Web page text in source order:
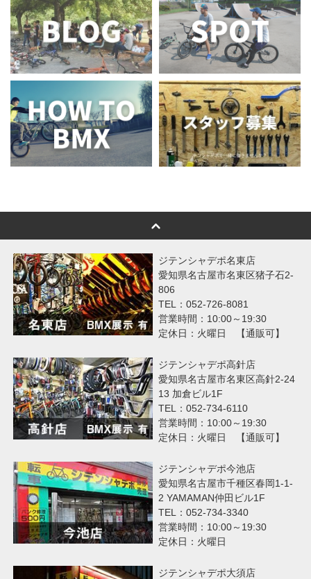
ジテンシャデポ名東店
愛知県名古屋市名東区猪子石2-
806
TEL：052-726-8081
営業時間：10:00～19:30
定休日：火曜日 【通販可】
ジテンシャデポ高針店
愛知県名古屋市名東区高針2-24
13 加倉ビル1F
TEL：052-734-6110
営業時間：10:00～19:30
定休日：火曜日 【通販可】
ジテンシャデポ今池店
愛知県名古屋市千種区春岡1-1-
2 YAMAMAN仲田ビル1F
TEL：052-734-3340
営業時間：10:00～19:30
定休日：火曜日
ジテンシャデポ大須店